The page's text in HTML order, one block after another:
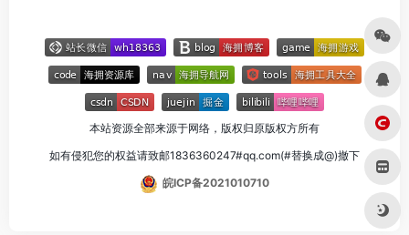
本站资源全部来源于网络，版权归原版权方所有
如有侵犯您的权益请致邮1836360247#qq.com(#替换成@)撤下
皖ICP备2021010710